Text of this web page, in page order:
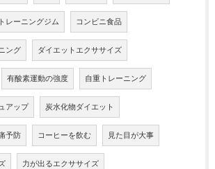
レーニングジム コンビニ食品
ング ダイエットエクササイズ
有酸素運動の強度 自重トレーニング
アップ 炭水化物ダイエット
予防 コーヒーを飲む 見た目が大事
力が出るエクササイズ